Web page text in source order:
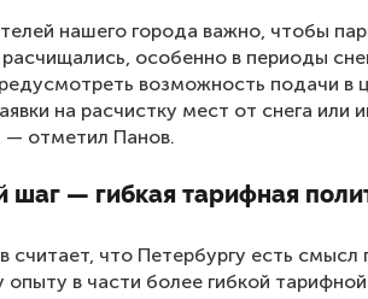
нашего города важно, чтобы
особенно в периоды
возможность подачи в
на расчистку мест от снега или
— отметил Панов.
— гибкая тарифная
считает, что Петербургу есть смысл
опыту в части более гибкой